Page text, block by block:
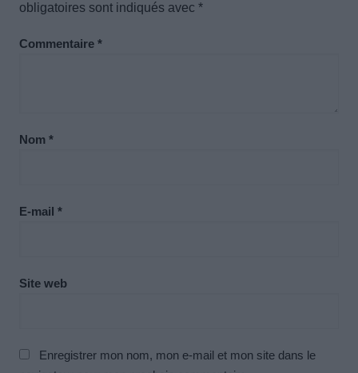
obligatoires sont indiqués avec *
Commentaire *
Nom *
E-mail *
Site web
Enregistrer mon nom, mon e-mail et mon site dans le